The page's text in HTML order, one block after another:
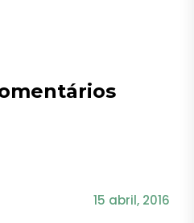
15 abril, 2016